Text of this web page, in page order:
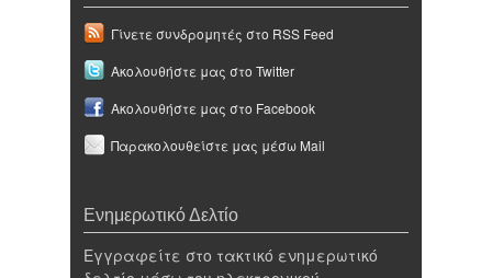
Γίνετε συνδρομητές στο RSS Feed
Ακολουθήστε μας στο Twitter
Ακολουθήστε μας στο Facebook
Παρακολουθείστε μας μέσω Mail
Ενημερωτικό Δελτίο
Εγγραφείτε στο τακτικό ενημερωτικό